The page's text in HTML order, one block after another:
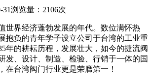
浏览量：2106次
世界经济蓬勃发展的年代。数位满怀热
抱负的青年学子设立公司于台湾的工业重
年的耕耘历程，发展壮大，如今的捷流阀
发、设计、制造、检验、行销于一体的国
在台湾阀门行业更是荣膺第一！